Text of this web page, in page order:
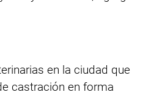
en la ciudad que
castración en forma